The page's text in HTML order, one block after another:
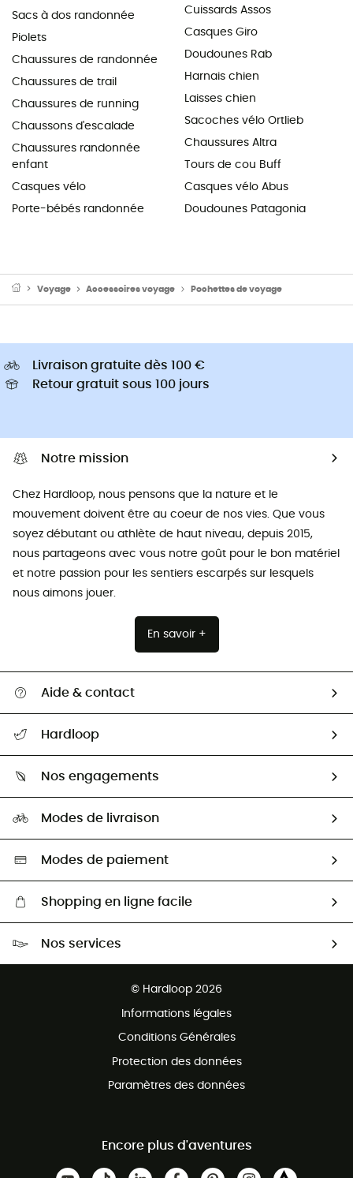
Sacs à dos randonnée
Piolets
Chaussures de randonnée
Chaussures de trail
Chaussures de running
Chaussons d'escalade
Chaussures randonnée
enfant
Casques vélo
Porte-bébés randonnée
Cuissards Assos
Casques Giro
Doudounes Rab
Harnais chien
Laisses chien
Sacoches vélo Ortlieb
Chaussures Altra
Tours de cou Buff
Casques vélo Abus
Doudounes Patagonia
Voyage Accessoires voyage Pochettes de voyage
Livraison gratuite dès 100 €
Retour gratuit sous 100 jours
Notre mission
Chez Hardloop, nous pensons que la nature et le
mouvement doivent être au coeur de nos vies. Que vous
soyez débutant ou athlète de haut niveau, depuis 2015,
nous partageons avec vous notre goût pour le bon matériel
et notre passion pour les sentiers escarpés sur lesquels
nous aimons jouer.
En savoir +
Aide & contact
Guide des tailles
Seconde Main
Aide & Contact
Hardloop
HardGuides
Nos engagements
Sélection éco-responsable
Modes de livraison
Modes de paiement
Shopping en ligne facile
Nos services
© Hardloop 2026
Informations légales
Conditions Générales
Protection des données
Paramètres des données
Encore plus d'aventures